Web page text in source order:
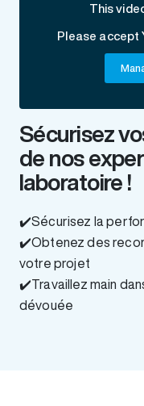
This
Please accept
Sécurisez
de nos
laboratoire !
✔️Sécurisez la
✔️Obtenez des
votre projet
✔️Travaillez main
dévouée